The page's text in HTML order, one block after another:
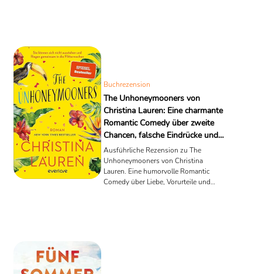
Buchrezension
The Unhoneymooners von
Christina Lauren: Eine charmante
Romantic Comedy über zweite
Chancen, falsche Eindrücke und
die Liebe am unerwartetsten Ort
Ausführliche Rezension zu The
Unhoneymooners von Christina
Lauren. Eine humorvolle Romantic
Comedy über Liebe, Vorurteile und